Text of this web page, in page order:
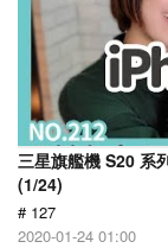
三星旗艦機 S20 系
(1/24)
# 127
2020-01-24 01:00